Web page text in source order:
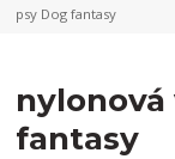
psy Dog fantasy
fantasy